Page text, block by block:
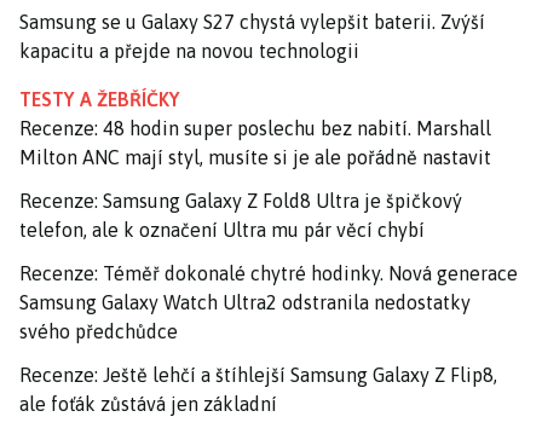
Samsung se u Galaxy S27 chystá vylepšit baterii. Zvýší
kapacitu a přejde na novou technologii
TESTY A ŽEBŘÍČKY
Recenze: 48 hodin super poslechu bez nabití. Marshall
Milton ANC mají styl, musíte si je ale pořádně nastavit
Recenze: Samsung Galaxy Z Fold8 Ultra je špičkový
telefon, ale k označení Ultra mu pár věcí chybí
Recenze: Téměř dokonalé chytré hodinky. Nová generace
Samsung Galaxy Watch Ultra2 odstranila nedostatky
svého předchůdce
Recenze: Ještě lehčí a štíhlejší Samsung Galaxy Z Flip8,
ale foťák zůstává jen základní